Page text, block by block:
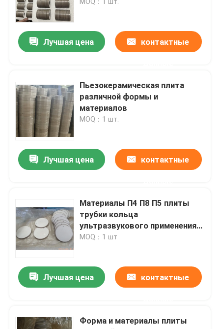
Спросите цитату
ультразвуковой очистки датчика
Датчик Multi частоты ультразвуковой
пьезоэлектрический ультразвуковой датчик
Погружные ультразвукового преобразователя
ультразвуковой частоты генератора
Ультразвуковой Disruptor клетки
Ультразвуковой реактор
Лучшая цена контактные
Пьезокерамическая плита
различной формы и
материалов
MOQ：1 шт.
Лучшая цена контактные
Материалы П4 П8 П5 плиты
трубки кольца
ультразвукового применения
Пьезо керамические круглые
MOQ：1 шт
Лучшая цена контактные
Форма и материалы плиты